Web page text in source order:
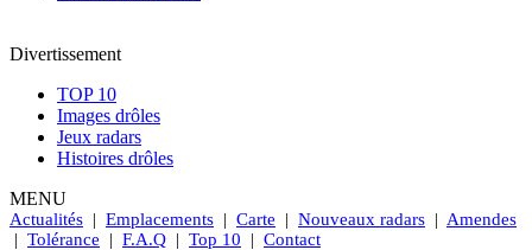
Divertissement
TOP 10
Images drôles
Jeux radars
Histoires drôles
MENU
Actualités | Emplacements | Carte | Nouveaux radars | Amendes
| Tolérance | F.A.Q | Top 10 | Contact